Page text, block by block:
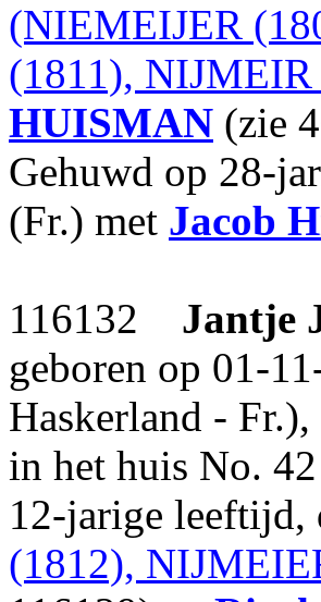
(NIEMEIJER
(1811),
HUISMAN (zie
Gehuwd op 28-
(Fr.) met Jacob
116132 Jantje
geboren op 01-
Haskerland -
in het huis No.
12-jarige
(1812),